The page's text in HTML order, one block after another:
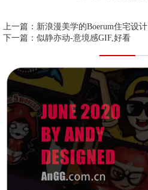
上一篇： 新浪漫美学的Boerum住宅设计
下一篇： 似静亦动-意境感GIF,好看